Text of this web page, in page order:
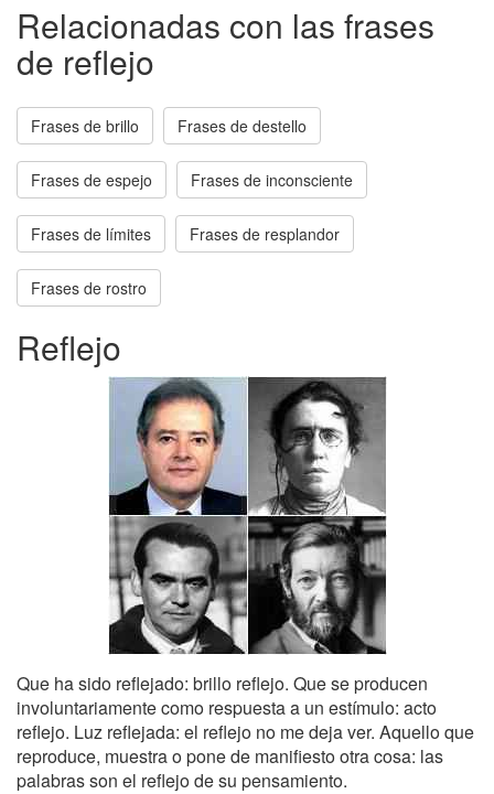
Relacionadas con las frases
de reflejo
Frases de brillo Frases de destello
Frases de espejo Frases de inconsciente
Frases de límites Frases de resplandor
Frases de rostro
Reflejo
Que ha sido reflejado: brillo reflejo. Que se producen
involuntariamente como respuesta a un estímulo: acto
reflejo. Luz reflejada: el reflejo no me deja ver. Aquello que
reproduce, muestra o pone de manifiesto otra cosa: las
palabras son el reflejo de su pensamiento.